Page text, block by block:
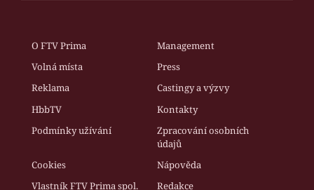
O FTV Prima
Management
Volná místa
Press
Reklama
Castingy a výzvy
HbbTV
Kontakty
Podmínky užívání
Zpracování osobních
údajů
Cookies
Nápověda
Vlastník FTV Prima spol.
Redakce